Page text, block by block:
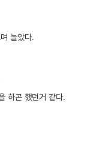
놀았다.
하곤 했던거 같다.